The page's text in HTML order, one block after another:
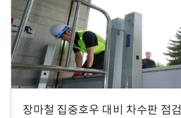
장마철 집중호우 대비 차수판 점검